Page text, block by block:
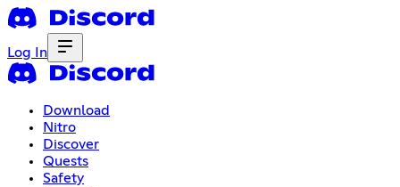
Log In
Download
Nitro
Discover
Quests
Safety